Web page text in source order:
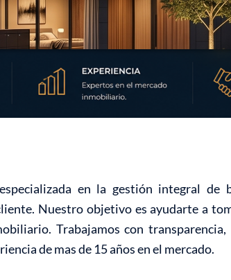
en la gestión integral de
Nuestro objetivo es ayudarte a
Trabajamos con
de mas de 15 años en el mercado.